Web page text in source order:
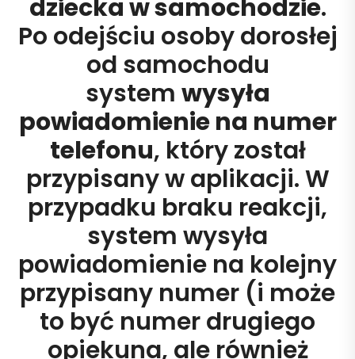
dziecka w samochodzie.
Po odejściu osoby dorosłej
od samochodu
system wysyła
powiadomienie na numer
telefonu, który został
przypisany w aplikacji. W
przypadku braku reakcji,
system wysyła
powiadomienie na kolejny
przypisany numer (i może
to być numer drugiego
opiekuna, ale również